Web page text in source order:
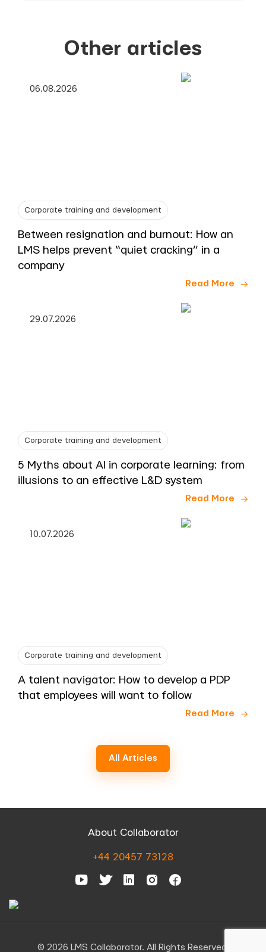
Other articles
06.08.2026
Corporate training and development
Between resignation and burnout: How an
LMS helps prevent “quiet cracking” in a
company
Read More
29.07.2026
Corporate training and development
5 Myths about AI in corporate learning: from
illusions to an effective L&D system
Read More
10.07.2026
Corporate training and development
A talent navigator: How to develop a PDP
that employees will want to follow
Read More
All Articles
About Collaborator
+44 20457 73128
© 2026 LMS Collaborator. All Rights Reserved.